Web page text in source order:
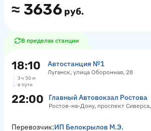
≈ 3636 руб.
В пределах станции
18:10 Автостанция №1
Луганск, улица Оборонная, 28
3 ч 50 м
в пути
22:00 Главный Автовокзал Ростова
Ростов-на-Дону, проспект
Перевозчик:ИП Белокрылов М.Э.